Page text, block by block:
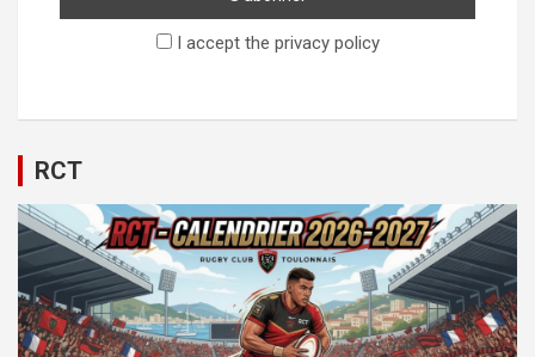
I accept the privacy policy
RCT